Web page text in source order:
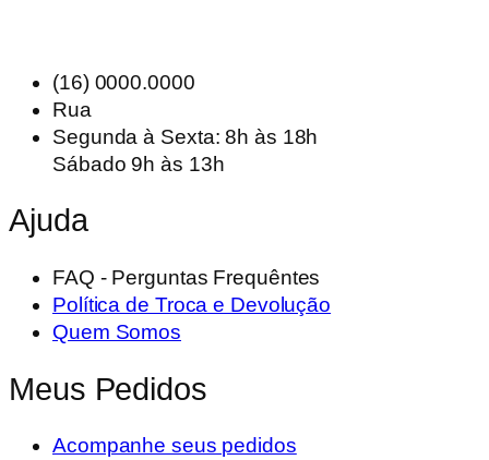
R$80,00.
(16) 0000.0000
Rua
Segunda à Sexta: 8h às 18h
Sábado 9h às 13h
Ajuda
FAQ - Perguntas Frequêntes
Política de Troca e Devolução
Quem Somos
Meus Pedidos
Acompanhe seus pedidos